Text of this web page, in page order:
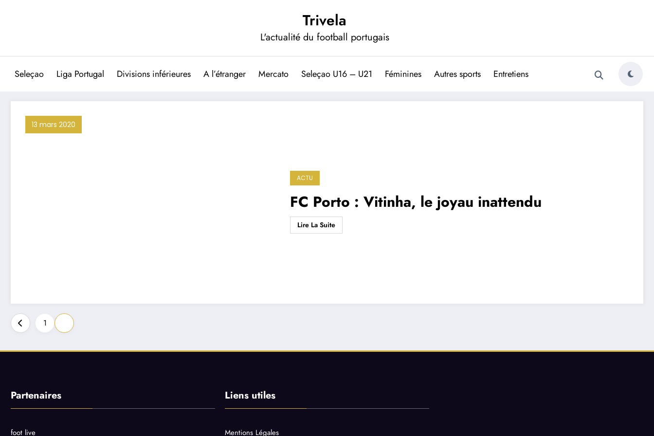
Trivela
L'actualité du football portugais
Seleçao Liga Portugal Divisions inférieures A l’étranger Mercato Seleçao U16 – U21 Féminines Autres sports Entretiens
13 mars 2020
ACTU
FC Porto : Vitinha, le joyau inattendu
Lire La Suite
Pagination
des
1
Partenaires
foot live
Liens utiles
Mentions Légales